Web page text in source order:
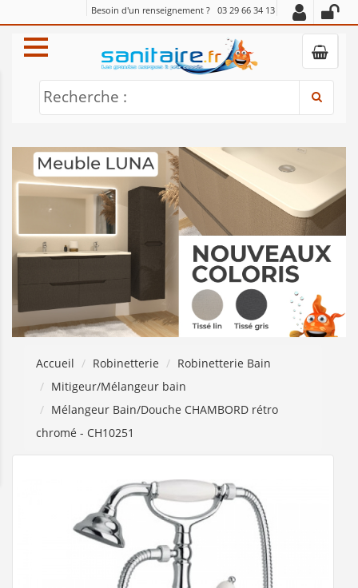
Besoin d'un renseignement ? 03 29 66 34 13
Recherche :
Accueil Robinetterie
Robinetterie Bain
Mitigeur/Mélangeur bain
Mélangeur Bain/Douche CHAMBORD rétro
chromé - CH10251